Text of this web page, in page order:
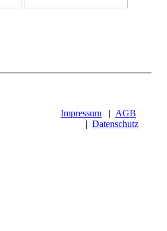
Impressum | AGB
| Datenschutz